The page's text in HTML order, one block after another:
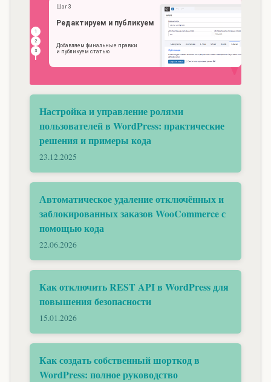
Настройка и управление ролями
пользователей в WordPress: практические
решения и примеры кода
23.12.2025
Автоматическое удаление отключённых и
заблокированных заказов WooCommerce с
помощью кода
22.06.2026
Как отключить REST API в WordPress для
повышения безопасности
15.01.2026
Как создать собственный шорткод в
WordPress: полное руководство